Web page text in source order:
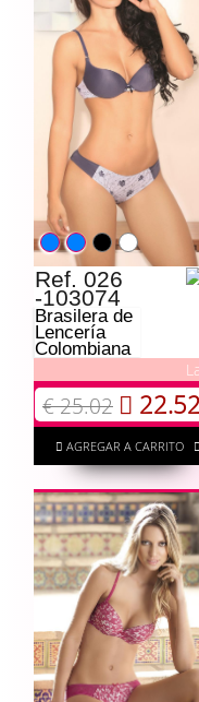
Ref. 026
-103074
Brasilera de
Lencería
Colombiana
€ 25.02 22.52
AGREGAR A CARRITO